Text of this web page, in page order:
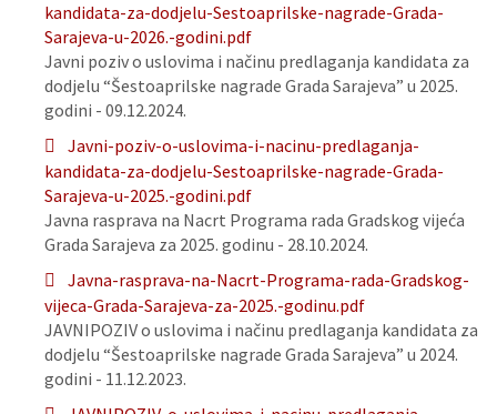
kandidata-za-dodjelu-Sestoaprilske-nagrade-Grada-
Sarajeva-u-2026.-godini.pdf
Javni poziv o uslovima i načinu predlaganja kandidata za
dodjelu “Šestoaprilske nagrade Grada Sarajeva” u 2025.
godini - 09.12.2024.
Javni-poziv-o-uslovima-i-nacinu-predlaganja-
kandidata-za-dodjelu-Sestoaprilske-nagrade-Grada-
Sarajeva-u-2025.-godini.pdf
Javna rasprava na Nacrt Programa rada Gradskog vijeća
Grada Sarajeva za 2025. godinu - 28.10.2024.
Javna-rasprava-na-Nacrt-Programa-rada-Gradskog-
vijeca-Grada-Sarajeva-za-2025.-godinu.pdf
JAVNIPOZIV o uslovima i načinu predlaganja kandidata za
dodjelu “Šestoaprilske nagrade Grada Sarajeva” u 2024.
godini - 11.12.2023.